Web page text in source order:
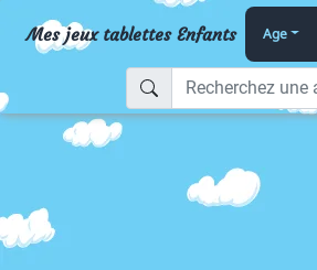
Mes jeux tablettes Enfants Age